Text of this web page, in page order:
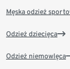
Męska odzież
Odzież dziecięca
Odzież niemowlęca